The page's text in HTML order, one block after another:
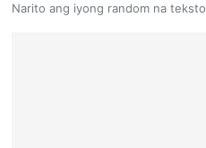
Narito ang iyong random na teksto